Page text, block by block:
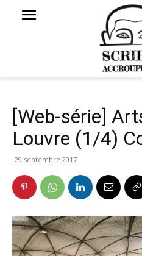
[Web-série]
Louvre (1/4)
29 septembre 2017